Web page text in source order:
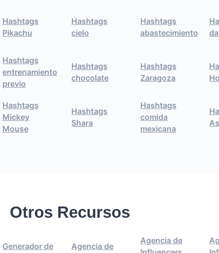
Hashtags
Pikachu
Hashtags
cielo
Hashtags
abastecimiento
Hashtags
entrenamiento
previo
Hashtags
chocolate
Hashtags
Zaragoza
Hashtags
Mickey
Mouse
Hashtags
Shara
Hashtags
comida
mexicana
Otros Recursos
Generador de
Agencia de
Agencia de